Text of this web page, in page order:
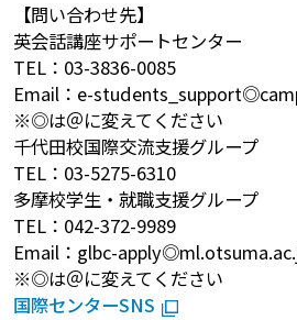
【問い合わせ先】
英会話講座サポートセンター
TEL：03-3836-0085
Email：e-
※◎は＠に変えてください
千代田校国際交流支援グループ
TEL：03-5275-6310
多摩校学生・就職支援グループ
TEL：042-372-9989
Email：glbc-
※◎は＠に変えてください
国際センターSNS